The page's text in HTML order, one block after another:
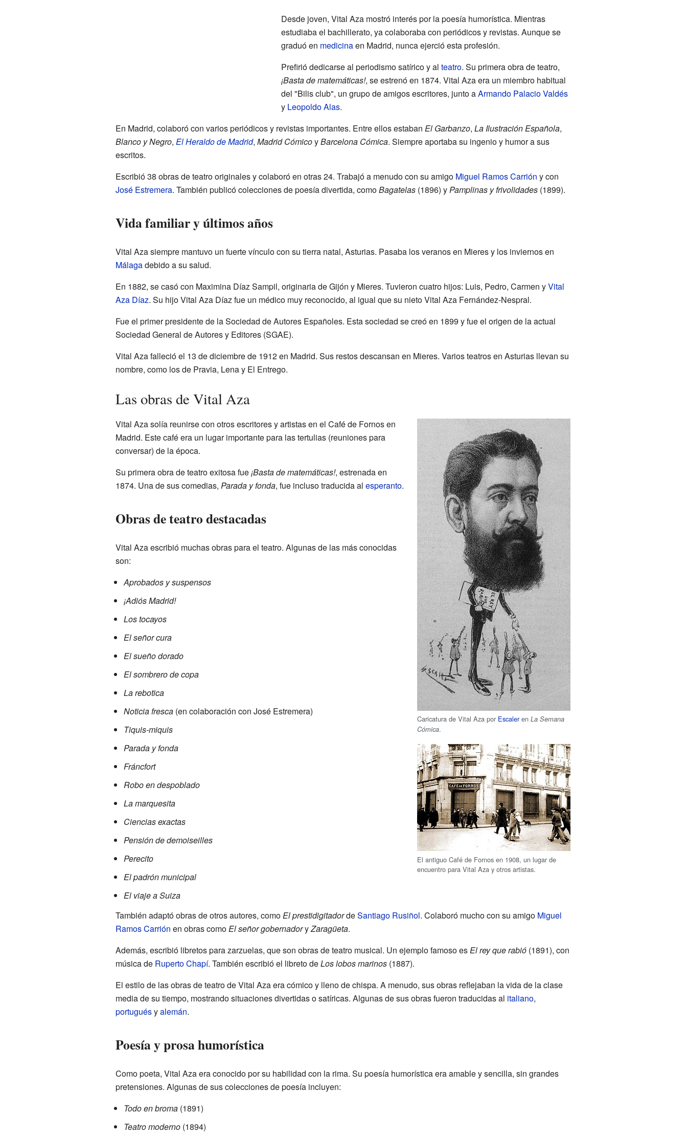
Desde joven, Vital Aza mostró interés por la poesía humorística. Mientras
estudiaba el bachillerato, ya colaboraba con periódicos y revistas. Aunque se
graduó en medicinaen Madrid, nunca ejerció esta profesión.
Prefirió dedicarse al periodismo satírico y al teatro. Su primera obra de teatro,
¡Basta de matemáticas!, se estrenó en 1874. Vital Aza era un miembro habitual
del "Bilis club", un grupo de amigos escritores, junto aArmando Palacio Valdés
y Leopoldo Alas.
En Madrid, colaboró con varios periódicos y revistas importantes. Entre ellos estaban El Garbanzo, La Ilustración Española,
Blanco y Negro, El Heraldo de Madrid, Madrid CómicoyBarcelona Cómica. Siempre aportaba su ingenio y humor a sus
escritos.
Escribió 38 obras de teatro originales y colaboró en otras 24. Trabajó a menudo con su amigo Miguel Ramos Carrión y con
José Estremera. También publicó colecciones de poesía divertida, comoBagatelas(1896) yPamplinas y frivolidades(1899).
Vida familiar y últimos años
Vital Aza siempre mantuvo un fuerte vínculo con su tierra natal, Asturias. Pasaba los veranos en Mieres y los inviernos en
Málagadebido a su salud.
En 1882, se casó con Maximina Díaz Sampil, originaria de Gijón y Mieres. Tuvieron cuatro hijos: Luis, Pedro, Carmen yVital
Aza Díaz. Su hijo Vital Aza Díaz fue un médico muy reconocido, al igual que su nieto Vital Aza Fernández-Nespral.
Fue el primer presidente de la Sociedad de Autores Españoles. Esta sociedad se creó en 1899 y fue el origen de la actual
Sociedad General de Autores y Editores (SGAE).
Vital Aza falleció el 13 de diciembre de 1912 en Madrid. Sus restos descansan en Mieres. Varios teatros en Asturias llevan su
nombre, como los de Pravia, Lena y El Entrego.
Las obras de Vital Aza
Caricatura de Vital Aza por EscalerenLa Semana
Cómica.
El antiguo Café de Fornos en 1908, un lugar de
encuentro para Vital Aza y otros artistas.
Vital Aza solía reunirse con otros escritores y artistas en el Café de Fornos en
Madrid. Este café era un lugar importante para las tertulias (reuniones para
conversar) de la época.
Su primera obra de teatro exitosa fue¡Basta de matemáticas!, estrenada en
1874. Una de sus comedias, Parada y fonda, fue incluso traducida al esperanto.
Obras de teatro destacadas
Vital Aza escribió muchas obras para el teatro. Algunas de las más conocidas
son:
Aprobados y suspensos
¡Adiós Madrid!
Los tocayos
El señor cura
El sueño dorado
El sombrero de copa
La rebotica
Noticia fresca(en colaboración con José Estremera)
Tiquis-miquis
Parada y fonda
Fráncfort
Robo en despoblado
La marquesita
Ciencias exactas
Pensión de demoiseilles
Perecito
El padrón municipal
El viaje a Suiza
También adaptó obras de otros autores, comoEl prestidigitadordeSantiago Rusiñol. Colaboró mucho con su amigo Miguel
Ramos Carrión en obras comoEl señor gobernadoryZaragüeta.
Además, escribió libretos para zarzuelas, que son obras de teatro musical. Un ejemplo famoso esEl rey que rabió(1891), con
música de Ruperto Chapí. También escribió el libreto deLos lobos marinos(1887).
El estilo de las obras de teatro de Vital Aza era cómico y lleno de chispa. A menudo, sus obras reflejaban la vida de la clase
media de su tiempo, mostrando situaciones divertidas o satíricas. Algunas de sus obras fueron traducidas al italiano,
portuguésyalemán.
Poesía y prosa humorística
Como poeta, Vital Aza era conocido por su habilidad con la rima. Su poesía humorística era amable y sencilla, sin grandes
pretensiones. Algunas de sus colecciones de poesía incluyen:
Todo en broma(1891)
Teatro moderno(1894)